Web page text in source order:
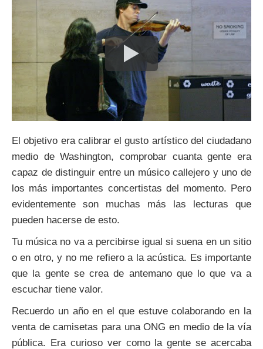
El objetivo era calibrar el gusto artístico del ciudadano
medio de Washington, comprobar cuanta gente era
capaz de distinguir entre un músico callejero y uno de
los más importantes concertistas del momento. Pero
evidentemente son muchas más las lecturas que
pueden hacerse de esto.
Tu música no va a percibirse igual si suena en un sitio
o en otro, y no me refiero a la acústica. Es importante
que la gente se crea de antemano que lo que va a
escuchar tiene valor.
Recuerdo un año en el que estuve colaborando en la
venta de camisetas para una ONG en medio de la vía
pública. Era curioso ver como la gente se acercaba